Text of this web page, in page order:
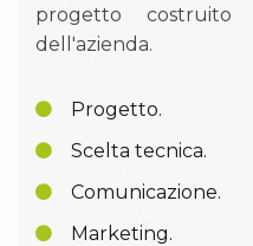
progetto costruito
dell'azienda.
Progetto.
Scelta tecnica.
Comunicazione.
Marketing.